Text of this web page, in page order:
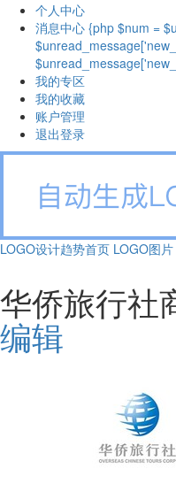
个人中心
消息中心 {php $num =
我的专区
我的收藏
账户管理
退出登录
LOGO设计趋势首页 LOGO图片
华侨旅行社
编辑